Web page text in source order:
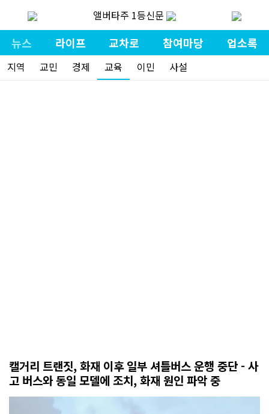
앨버타주 1등신문
뉴스 라이프 교차로 참여마당 업소록
지역 교민 경제 교육 이민 사설
캘거리 트랜짓, 화재 이후 일부 셔틀버스 운행 중단 - 사
고 버스와 동일 모델에 조치, 화재 원인 파악 중